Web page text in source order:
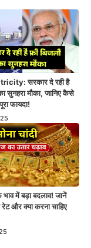
सरकार दे रही है
सुनहरा मौका, जानिए कैसे
फायदा!
भाव में बड़ा बदलाव! जानें
और क्या करना चाहिए